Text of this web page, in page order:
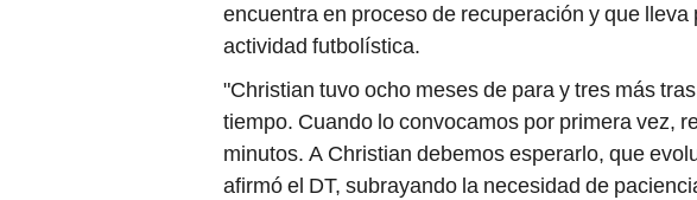
encuentra en proceso de recuperación y que
actividad futbolística.
"Christian tuvo ocho meses de para y tres más
tiempo. Cuando lo convocamos por primera vez,
minutos. A Christian debemos esperarlo, que
afirmó el DT, subrayando la necesidad de